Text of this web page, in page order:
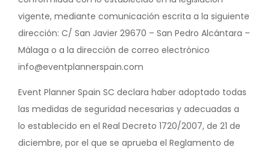
vigente, mediante comunicación escrita a la siguiente
dirección: C/ San Javier 29670 – San Pedro Alcántara –
Málaga o a la dirección de correo electrónico
info@eventplannerspain.com
Event Planner Spain SC declara haber adoptado todas
las medidas de seguridad necesarias y adecuadas a
lo establecido en el Real Decreto 1720/2007, de 21 de
diciembre, por el que se aprueba el Reglamento de